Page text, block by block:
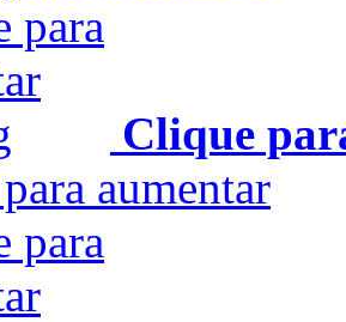
Clique
aumentar